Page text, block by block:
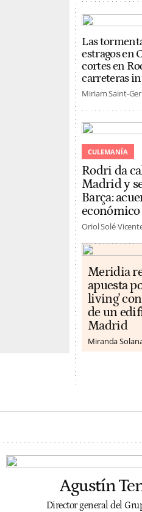
Las
estragos en
cortes en
carreteras
Miriam Saint-
CULEMANÍA
Rodri da
Madrid y
Barça:
Oriol Solé
Meridia
apuesta
living'
de un
Madrid
Miranda
Agustín
Director general del